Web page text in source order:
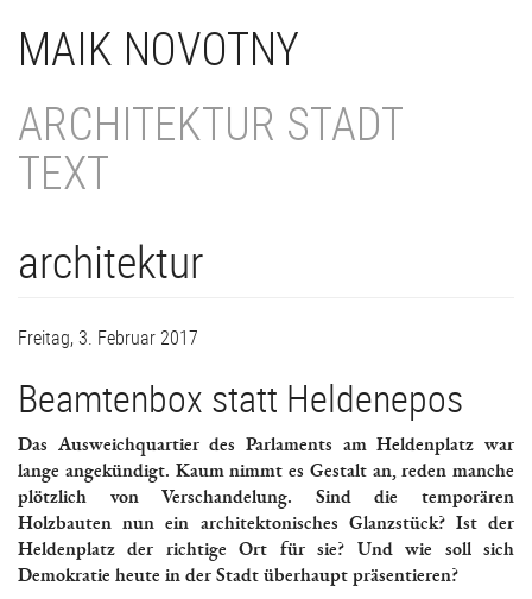
zum
InhaltMAIK NOVOTNY
ARCHITEKTUR STADT
TEXT
architektur
Freitag, 3. Februar 2017
Beamtenbox statt Heldenepos
Das Ausweichquartier des Parlaments am Heldenplatz war
lange angekündigt. Kaum nimmt es Gestalt an, reden manche
plötzlich von Verschandelung. Sind die temporären
Holzbauten nun ein architektonisches Glanzstück? Ist der
Heldenplatz der richtige Ort für sie? Und wie soll sich
Demokratie heute in der Stadt überhaupt präsentieren?